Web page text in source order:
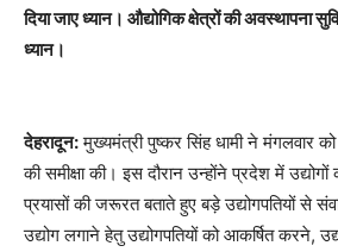
दिया जाए ध्यान। औद्योगिक क्षेत्रों की अवस्थापना
ध्यान।
देहरादून:मुख्यमंत्री पुष्कर सिंह धामी ने मंगलवार को
की समीक्षा की। इस दौरान उन्होंने प्रदेश में
प्रयासों की जरूरत बताते हुए बड़े उद्योगपतियों से
उद्योग लगाने हेतु उद्योगपतियों को आकर्षित करने,